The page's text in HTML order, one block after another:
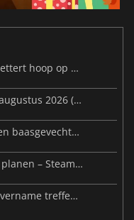
Steam Frame-prijs lekt uit en verplettert hoop op betaalbare VR
Niuwe Videogames van de week – augustus 2026 (week 32)
Palworld-update maakt Sunreach en baasgevechten stabieler
Microsoft könnte Project Helix neu planen – Steam-Support wackelt
Malware-kaarten en een Discord-overname treffen Meccha Chameleon